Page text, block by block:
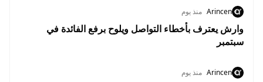
Arincen منذ يوم
وارش يعترف بأخطاء التواصل ويلوح برفع الفائدة في
سبتمبر
Arincen منذ يوم